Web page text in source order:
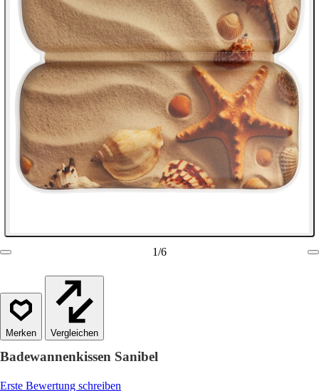
1/6
Vergleichen
Badewannenkissen Sanibel
Erste Bewertung schreiben